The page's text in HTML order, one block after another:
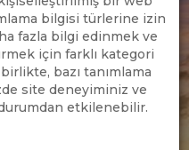
bilgisi türlerine izin
fazla bilgi edinmek ve
için farklı kategori
bazı tanımlama
site deneyiminiz ve
etkilenebilir.